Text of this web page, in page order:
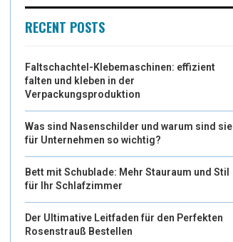
RECENT POSTS
Faltschachtel-Klebemaschinen: effizient
falten und kleben in der
Verpackungsproduktion
Was sind Nasenschilder und warum sind sie
für Unternehmen so wichtig?
Bett mit Schublade: Mehr Stauraum und Stil
für Ihr Schlafzimmer
Der Ultimative Leitfaden für den Perfekten
Rosenstrauß Bestellen